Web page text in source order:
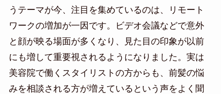
うテーマが今、注目を集めているのは、リモート
ワークの増加が一因です。ビデオ会議などで意外
と顔が映る場面が多くなり、見た目の印象が以前
にも増して重要視されるようになりました。実は
美容院で働くスタイリストの方からも、前髪の悩
みを相談される方が増えているという声をよく聞